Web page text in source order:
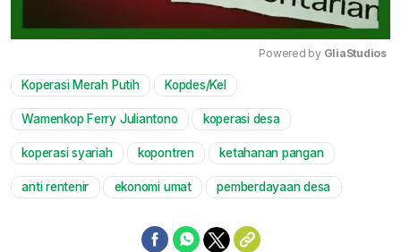
Powered by GliaStudios
Koperasi Merah Putih Kopdes/Kel
Wamenkop Ferry Juliantono koperasi desa
koperasi syariah kopontren ketahanan pangan
anti rentenir ekonomi umat pemberdayaan desa